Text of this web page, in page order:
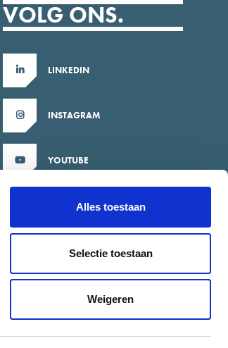
Alles toestaan
Selectie toestaan
Weigeren
VOLG ONS.
LINKEDIN
INSTAGRAM
YOUTUBE